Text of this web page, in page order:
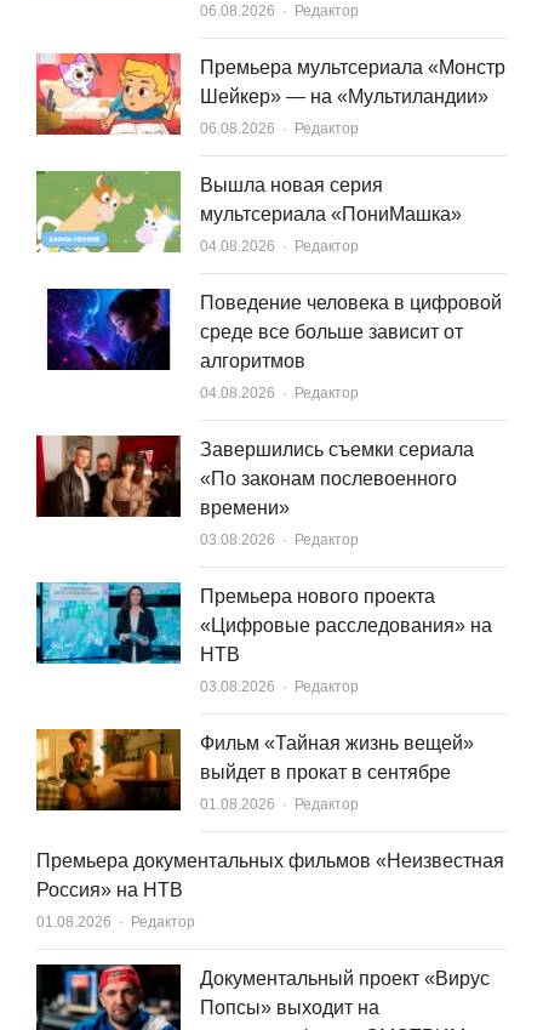
06.08.2026 Author
Редактор
Премьера мультсериала «Монстр
Шейкер» — на «Мультиландии»
06.08.2026 Author
Редактор
Вышла новая серия
мультсериала «ПониМашка»
04.08.2026 Author
Редактор
Поведение человека в цифровой
среде все больше зависит от
алгоритмов
04.08.2026 Author
Редактор
Завершились съемки сериала
«По законам послевоенного
времени»
03.08.2026 Author
Редактор
Премьера нового проекта
«Цифровые расследования» на
НТВ
03.08.2026 Author
Редактор
Фильм «Тайная жизнь вещей»
выйдет в прокат в сентябре
01.08.2026 Author
Редактор
Премьера документальных фильмов «Неизвестная
Россия» на НТВ
01.08.2026 Author
Редактор
Документальный проект «Вирус
Попсы» выходит на